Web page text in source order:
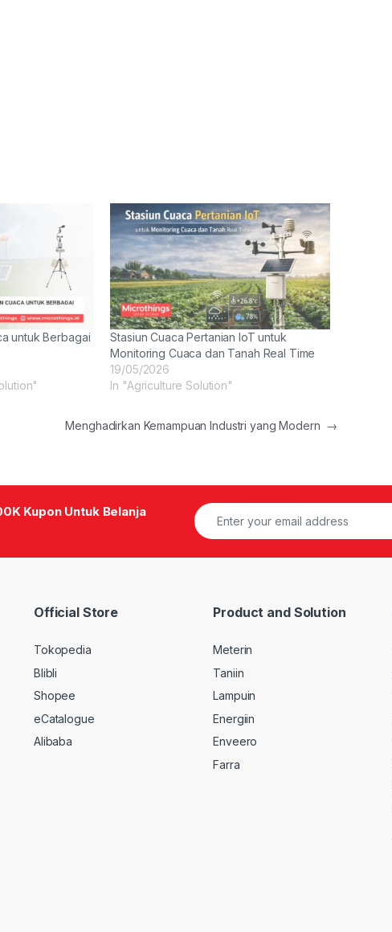
untuk Berbagai
Stasiun Cuaca Pertanian IoT untuk
Monitoring Cuaca dan Tanah Real Time
19/05/2026
In "Agriculture Solution"
Menghadirkan Kemampuan Industri yang Modern →
Kupon Untuk Belanja
Official Store
Tokopedia
Blibli
Shopee
eCatalogue
Alibaba
Product and Solution
Meterin
Taniin
Lampuin
Energiin
Enveero
Farra